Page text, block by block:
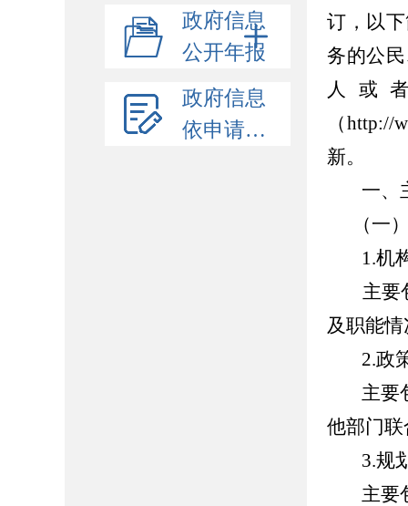
政府信息
公开年报
政府信息
依申请公开
订，以
务的公
人或
（
新。
一、
（一
1.机
主要
及职能
2.政
主要
他部门
3.规
主要